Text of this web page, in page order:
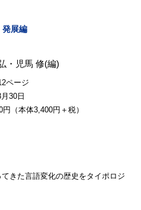
展編
・ 児馬 修(編)
ページ
30日
円（本体3,400円＋税）
きた言語変化の歴史をタイポロジ